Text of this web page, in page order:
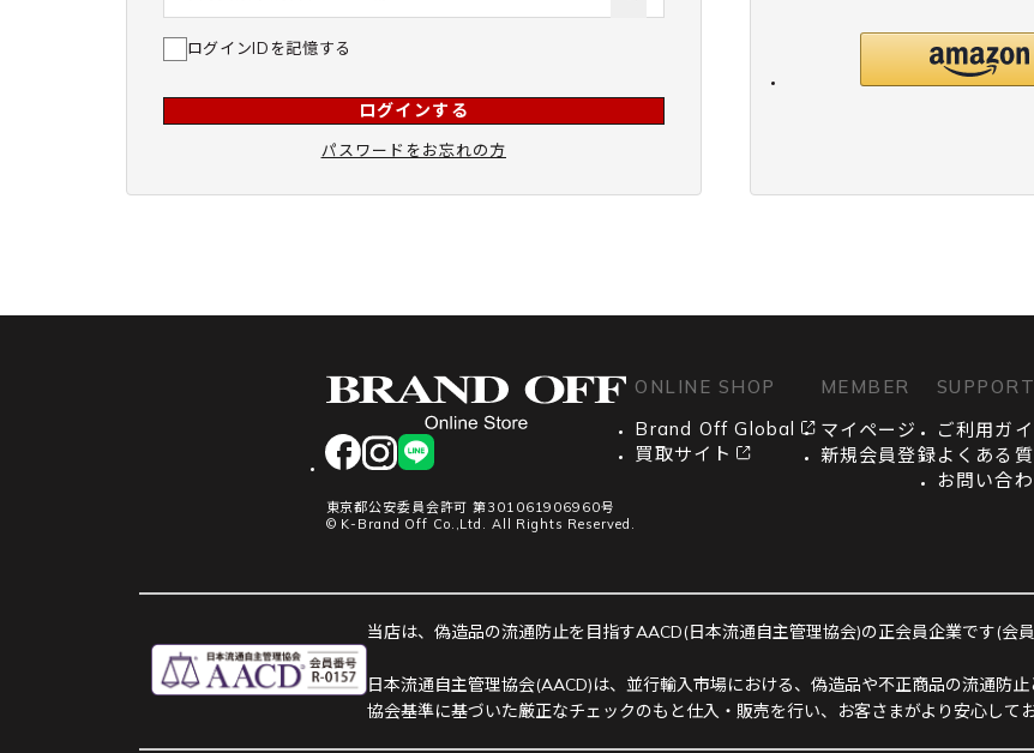
ログインIDを記憶する
ログインする
パスワードをお忘れの方
facebookinstagram
LINE
東京都公安委員会許可 第301061906960号
© K-Brand Off Co.,Ltd. All Rights Reserved.
ONLINE SHOP
Brand Off Global
買取サイト
MEMBER
マイページ
新規会員登録
SUPPORT
ご利用ガ
よくある
お問い合
当店は、偽造品の流通防止を目指すAACD(日本流通自主管理協会)の正会員企業です(会
日本流通自主管理協会(AACD)は、並行輸入市場における、偽造品や不正商品の流通防
協会基準に基づいた厳正なチェックのもと仕入・販売を行い、お客さまがより安心して